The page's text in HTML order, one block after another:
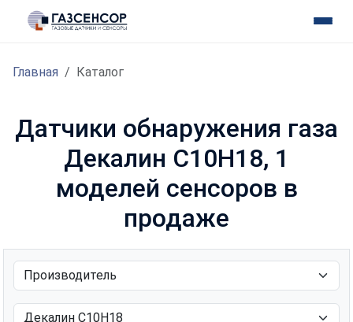
Главная Каталог
Датчики обнаружения газа
Декалин C10H18, 1
моделей сенсоров в
продаже